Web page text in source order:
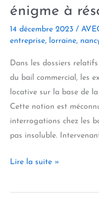
énigme à
14 décembre 2023 /
entreprise, lorraine,
Dans les dossiers
du bail commercial, les
locative sur la base de
Cette notion est
interrogations chez les
pas insoluble.
La
locative:
Lire la suite »